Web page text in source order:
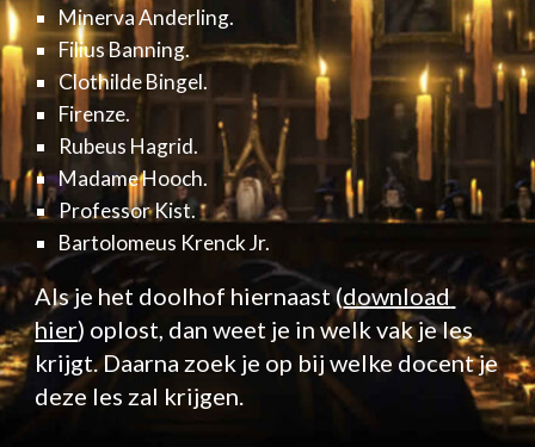
Minerva Anderling.
Filius Banning.
Clothilde Bingel.
Firenze.
Rubeus Hagrid.
Madame Hooch.
Professor Kist.
Bartolomeus Krenck Jr.
Als je het doolhof hiernaast (download
hier) oplost, dan weet je in welk vak je les
krijgt. Daarna zoek je op bij welke docent je
deze les zal krijgen.